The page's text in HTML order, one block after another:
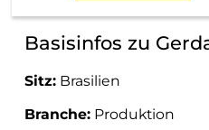
Basisinfos zu
Sitz: Brasilien
Branche: Produktion